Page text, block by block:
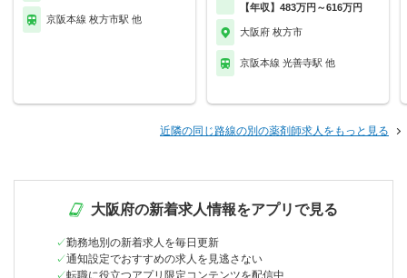
京阪本線 枚方市駅 他
【年収】483万円～616万円
大阪府 枚方市
京阪本線 光善寺駅 他
近隣の同じ路線の別の薬剤師求人をもっと見る
大阪府の新着求人情報をアプリで見る
勤務地別の新着求人を毎日更新
通知設定でおすすめの求人を見逃さない